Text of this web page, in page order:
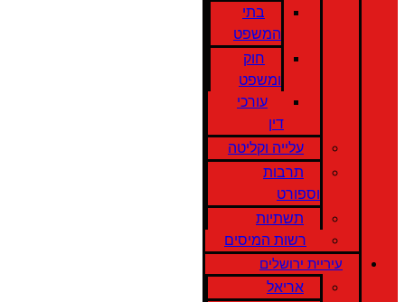
בתי
המשפט
חוק
ומשפט
עורכי
דין
עלייה וקליטה
תרבות
וספורט
תשתיות
רשות המיסים
עיריית ירושלים
אריאל